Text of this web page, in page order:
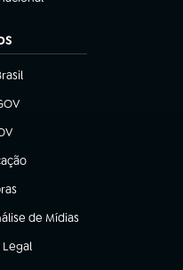
aba)
aba)
aba)
aba)
aba)
aba)
de Mídias
aba)